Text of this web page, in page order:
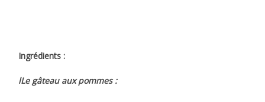
Ingrédients :
lLe gâteau aux pommes :